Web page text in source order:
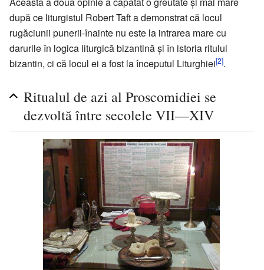
după ce liturgistul Robert Taft a demonstrat că locul
rugăciunii punerii-înainte nu este la intrarea mare cu
darurile în logica liturgică bizantină și în istoria ritului
bizantin, ci că locul ei a fost la începutul Liturghiei[2].
Ritualul de azi al Proscomidiei se
dezvoltă între secolele VII—XIV